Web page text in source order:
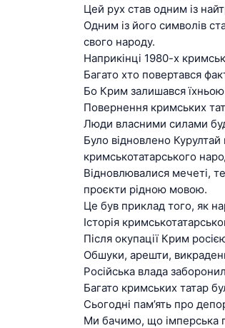
Цей рух став одним із
Одним із його символів
свого народу.
Наприкінці 1980-х
Багато хто повертався
Бо Крим залишався їхньою
Повернення кримських
Люди власними силами
Було відновлено
кримськотатарського
Відновлювалися мечеті,
проєкти рідною мовою.
Це був приклад того, як
Історія
Після окупації Крим
Обшуки, арешти,
Російська влада
Багато кримських татар
Сьогодні пам’ять про
Ми бачимо, що імперська